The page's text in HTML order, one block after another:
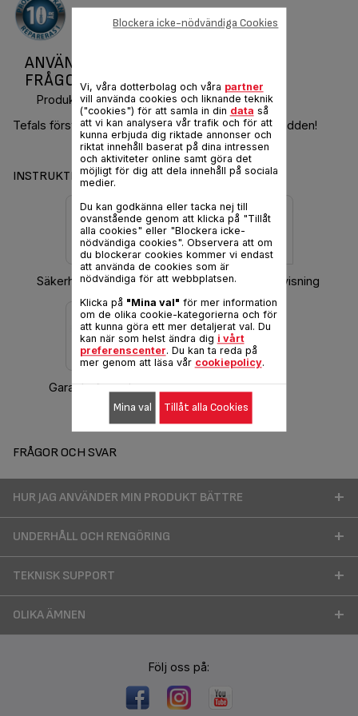
ANVÄNDARMANUAL OCH VANLIGA
FRÅGOR FREEMOVE
Produktkod :FV9910E0
Tefals första kraftfulla sladdlösa strykjärn. Slipp sladden!
INSTRUKTIONER & GARANTI
Säkerhetsinstruktioner Hämta bruksanvisning
Garantiinformation
FRÅGOR OCH SVAR
HUR JAG ANVÄNDER MIN PRODUKT BÄTTRE
UNDERHÅLL OCH RENGÖRING
TEKNISK SUPPORT
OLIKA ÄMNEN
Följ oss på:
Vi, våra dotterbolag och våra partner
vill använda cookies och liknande teknik
("cookies") för att samla in din data så
att vi kan analysera vår trafik och för att
kunna erbjuda dig riktade annonser och
riktat innehåll baserat på dina intressen
och aktiviteter online samt göra det
möjligt för dig att dela innehåll på sociala
medier.
Du kan godkänna eller tacka nej till
ovanstående genom att klicka på "Tillåt
alla cookies" eller "Blockera icke-
nödvändiga cookies". Observera att om
du blockerar cookies kommer vi endast
att använda de cookies som är
nödvändiga för att webbplatsen.
Klicka på "Mina val" för mer information
om de olika cookie-kategorierna och för
att kunna göra ett mer detaljerat val. Du
kan när som helst ändra dig i vårt
preferenscenter. Du kan ta reda på
mer genom att läsa vår cookiepolicy.
Blockera icke-nödvändiga Cookies
Mina val Tillåt alla Cookies